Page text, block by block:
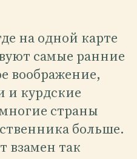
на одной карте
самые ранние
воображение,
и курдские
страны
больше.
взамен так